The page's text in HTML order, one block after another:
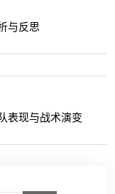
与反思
表现与战术演变